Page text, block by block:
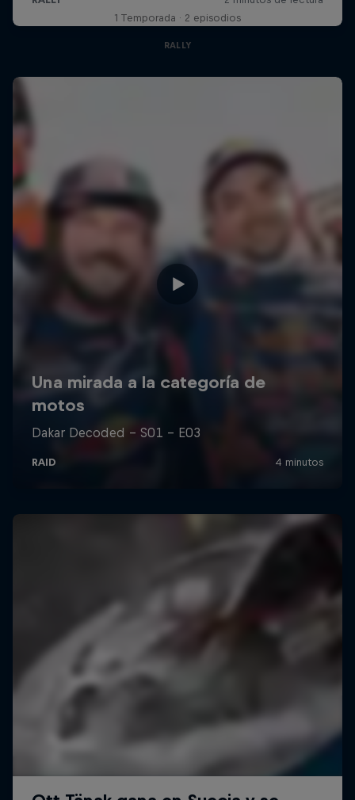
1 Temporada · 2 episodios
RALLY